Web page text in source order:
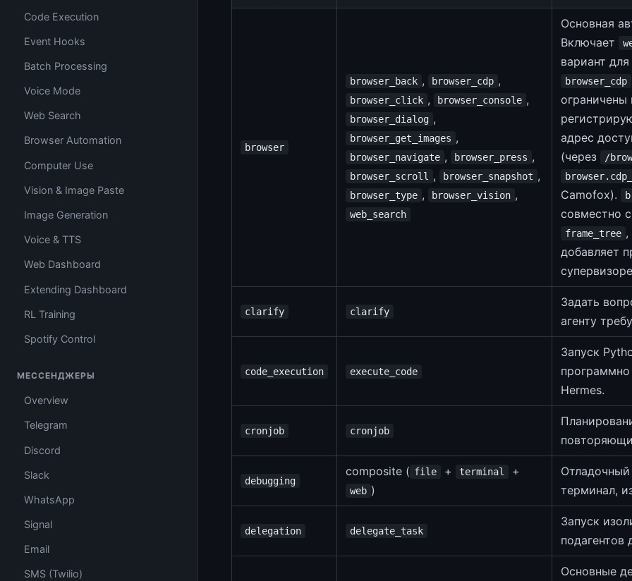
Code Execution
Event Hooks
Batch Processing
Voice Mode
Web Search
Browser Automation
Computer Use
Vision & Image Paste
Image Generation
Voice & TTS
Web Dashboard
Extending Dashboard
RL Training
Spotify Control
МЕССЕНДЖЕРЫ
Overview
Telegram
Discord
Slack
WhatsApp
Signal
Email
SMS (Twilio)
browser
browser_back , browser_cdp ,
browser_click , browser_console ,
browser_dialog ,
browser_get_images ,
browser_navigate , browser_press ,
browser_scroll , browser_snapshot ,
browser_type , browser_vision ,
web_search
Основная
Включает
вариант
browser_cdp
адрес
(через
/
Camofox).
совместно
frame_tree ,
добавляет
clarify clarify
Задать
агенту
code_execution execute_code
Запуск
Hermes.
cronjob cronjob
debugging
composite ( file + terminal +
web )
терминал,
delegation delegate_task
Запуск
подагентов
Основные